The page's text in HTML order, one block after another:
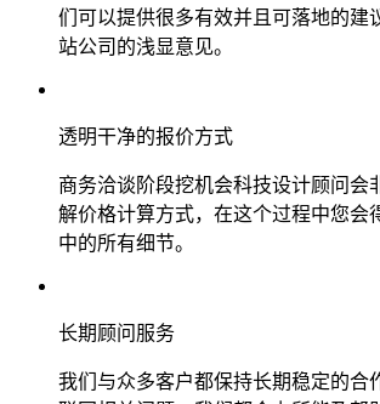
们可以提供很多有效并且可落地的建
站公司的浅显意见。
透明干净的报价方式
商务洽谈阶段挖机会科技设计顾问会
解价格计算方式，在这个过程中您会
中的所有细节。
长期顾问服务
我们与众多客户都保持长期稳定的合